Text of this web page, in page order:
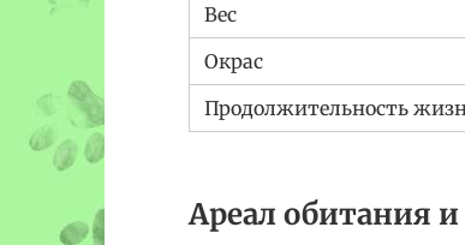
Вес
Окрас
Продолжительность
Ареал обитания